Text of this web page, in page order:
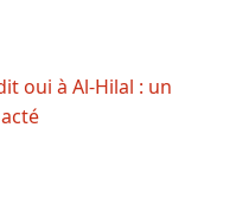
oui à Al-Hilal : un